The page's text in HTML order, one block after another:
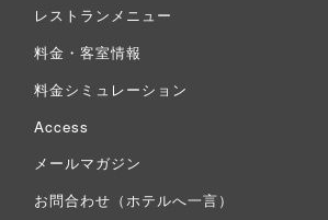
レストランメニュー
料金・客室情報
料金シミュレーション
Access
メールマガジン
お問合わせ（ホテルへ一言）